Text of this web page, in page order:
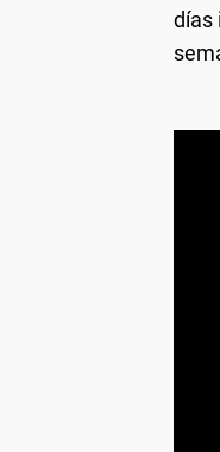
días